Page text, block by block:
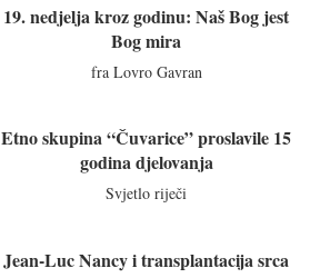
19. nedjelja kroz godinu: Naš Bog jest
Bog mira
fra Lovro Gavran
Etno skupina “Čuvarice” proslavile 15
godina djelovanja
Svjetlo riječi
Jean-Luc Nancy i transplantacija srca